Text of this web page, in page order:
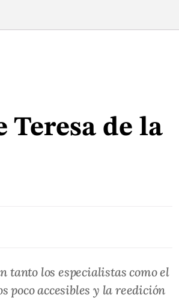
Teresa de la
tanto los especialistas como el
poco accesibles y la reedición